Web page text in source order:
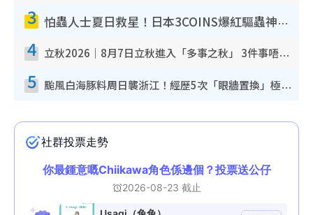
3 怕蟲人士夏日救星！日本3COINS爆紅驅蟲神器$45起 1招「全程免觸碰」輕鬆搞定小強
4 立秋2026｜8月7日立秋進入「多事之秋」 3件事唔做得！專家教6招開運 清枱頭／銀包納氣接好運
5 颱風白海豚料周日襲浙江！經歷5次「眼牆置換」極罕見 成登陸內地最長途颱風